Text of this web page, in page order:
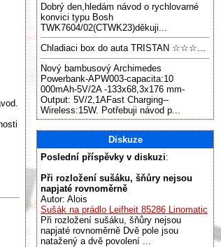
Dobrý den,hledám návod o rychlovarné
konvici typu Bosh
TWK7604/02(CTWK23)děkuji...
Chladiaci box do auta TRISTAN ☆☆☆...
Nový bambusový Archimedes
Powerbank-APW003-capacita:10
000mAh-5V/2A -133x68,3x176 mm-
Output: 5V/2,1AFast Charging--
Wireless:15W. Potřebuji návod p...
Diskuze
Poslední příspěvky v diskuzi:
Při rozložení sušáku, šňůry nejsou
napjaté rovnoměrně
Autor: Alois
Sušák na prádlo Leifheit 85286 Linomatic
Při rozložení sušáku, šňůry nejsou
napjaté rovnoměrně Dvě pole jsou
natažený a dvě povolení ...